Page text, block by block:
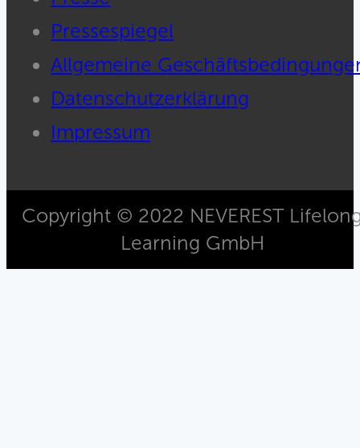
Pressespiegel
Allgemeine
Datenschutzerklärung
Impressum
Copyright © 2022 NEVEREST
Learning GmbH